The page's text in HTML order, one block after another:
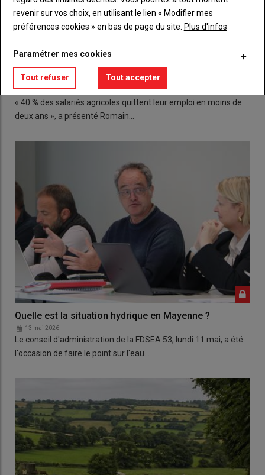
Fidélisation, confiance, autonomie... des piliers pour
conserver un salarié
13 mai 2026
« 40 % des salariés agricoles quittent leur emploi en moins de
deux ans », a présenté Romain…
Quelle est la situation hydrique en Mayenne ?
13 mai 2026
Le conseil d'administration de la FDSEA 53, lundi 11 mai, a été
l'occasion de faire le point sur l'eau…
revenir sur vos choix, en utilisant le lien « Modifier mes
préférences cookies » en bas de page du site. Plus d'infos
Paramétrer mes cookies
Tout refuser Tout accepter